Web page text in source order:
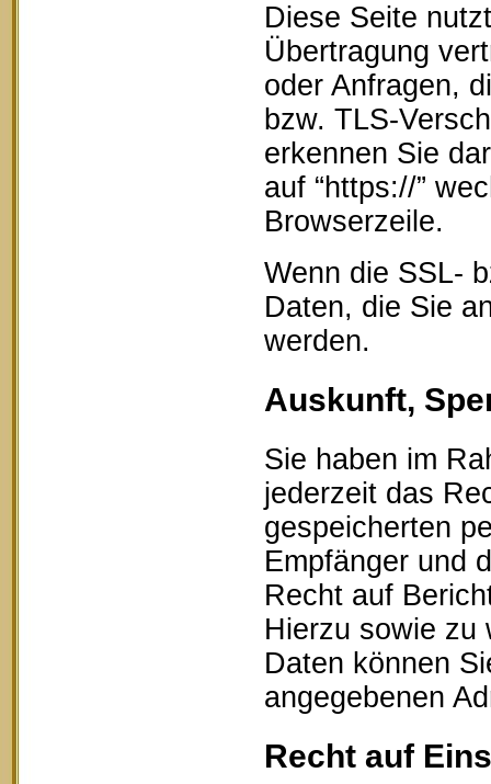
Diese Seite
Übertragung
oder Anfragen,
bzw. TLS-
erkennen Sie
auf “https://”
Browserzeile.
Wenn die SSL-
Daten, die Sie
werden.
Auskunft,
Sie haben im
jederzeit das
gespeicherten
Empfänger und
Recht auf
Hierzu sowie zu
Daten können
angegebenen
Recht auf